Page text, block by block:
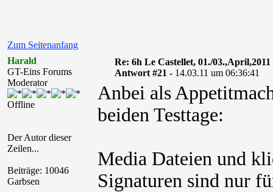
Zum Seitenanfang
Harald
GT-Eins Forums
Moderator
Offline
Der Autor dieser
Zeilen...
Beiträge: 10046
Garbsen
Re: 6h Le Castellet, 01./03.,April,2011
Antwort #21 - 14.03.11 um 06:36:41
Anbei als
beiden Testtage:
Media Dateien und
Signaturen sind nur